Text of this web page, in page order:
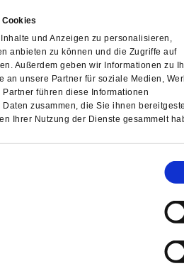
und Anzeigen zu personalisieren,
anbieten zu können und die Zugriffe auf
Außerdem geben wir Informationen zu
an unsere Partner für soziale Medien,
führen diese Informationen
zusammen, die Sie ihnen
Ihrer Nutzung der Dienste gesammelt
konnte sie nicht mehr
Nora Gomringer holt die
Schatten des berühmten
das sie selbst war. Ein
das Vermissen. /mehr